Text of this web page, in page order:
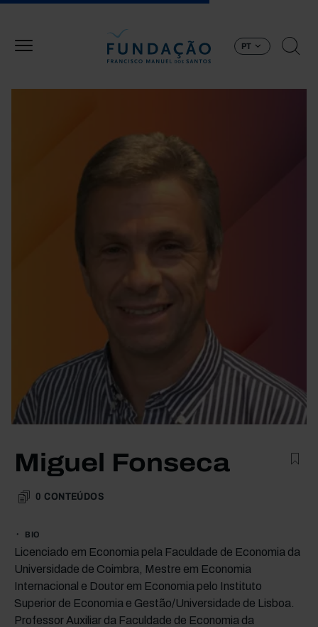
PT
Miguel Fonseca
0 CONTEÚDOS
BIO
Licenciado em Economia pela Faculdade de Economia da
Universidade de Coimbra, Mestre em Economia
Internacional e Doutor em Economia pelo Instituto
Superior de Economia e Gestão/Universidade de Lisboa.
Professor Auxiliar da Faculdade de Economia da